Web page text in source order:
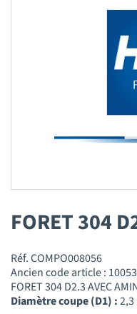
FORET 304
Réf. COMPO008056
Ancien code article :
FORET 304 D2.3 AVEC
Diamètre coupe (D1) :2,3